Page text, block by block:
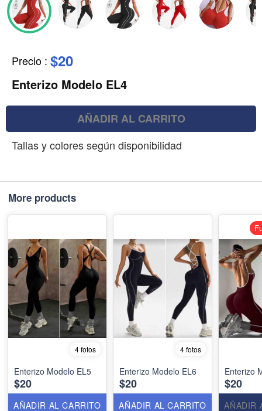
Precio : $20
Enterizo Modelo EL4
AÑADIR AL CARRITO
Tallas y colores según disponibilidad
More products
4 fotos
Enterizo Modelo EL5
$20
AÑADIR AL CARRITO
4 fotos
Enterizo Modelo EL6
$20
AÑADIR AL CARRITO
Enterizo
$20
AÑADIR